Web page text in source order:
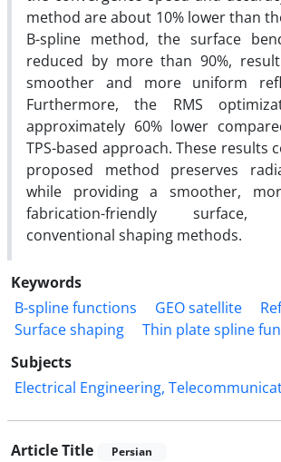
method are about 10% lower than
B-spline method, the surface
reduced by more than 90%,
smoother and more uniform
Furthermore, the RMS
approximately 60% lower
TPS-based approach. These results
proposed method preserves
while providing a smoother,
fabrication-friendly surface,
conventional shaping methods.
Keywords
B-spline functions
GEO satellite
Surface shaping
Thin plate spline
Subjects
Electrical Engineering,
Article Title Persian